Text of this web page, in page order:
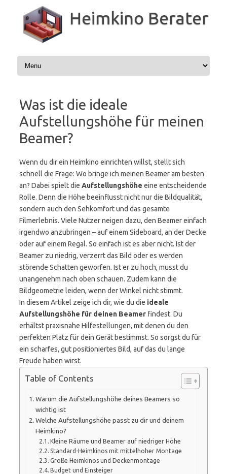
springen
Heimkino Berater
Was ist die ideale
Aufstellungshöhe für meinen
Beamer?
Wenn du dir ein Heimkino einrichten willst, stellt sich
schnell die Frage: Wo bringe ich meinen Beamer am besten
an? Dabei spielt die Aufstellungshöhe eine entscheidende
Rolle. Denn die Höhe beeinflusst nicht nur die Bildqualität,
sondern auch den Sehkomfort und das gesamte
Filmerlebnis. Viele Nutzer neigen dazu, den Beamer einfach
irgendwo anzubringen – auf einem Sideboard, an der Decke
oder auf einem Regal. So einfach ist es aber nicht. Ist der
Beamer zu niedrig, verzerrt das Bild oder es werden
störende Schatten geworfen. Ist er zu hoch, musst du
unangenehm nach oben schauen. Zudem kann die
Bildgeometrie leiden, wenn der Winkel nicht stimmt.
In diesem Artikel zeige ich dir, wie du die ideale
Aufstellungshöhe für deinen Beamer findest. Du
erhältst praxisnahe Hilfestellungen, mit denen du den
perfekten Platz für dein Gerät bestimmst. So sorgst du für
ein scharfes, gut positioniertes Bild, auf das du lange
Freude haben wirst.
Table of Contents
Warum die Aufstellungshöhe deines Beamers so
wichtig ist
Welche Aufstellungshöhe passt zu dir und deinem
Heimkino?
Kleine Räume und Beamer auf niedriger Höhe
Standard-Heimkinos mit mittelhoher Montage
Große Heimkinos und Deckenmontage
Budget und Einsteiger